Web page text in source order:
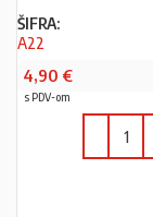
ŠIFRA:
A22
4,90 €
s PDV-om